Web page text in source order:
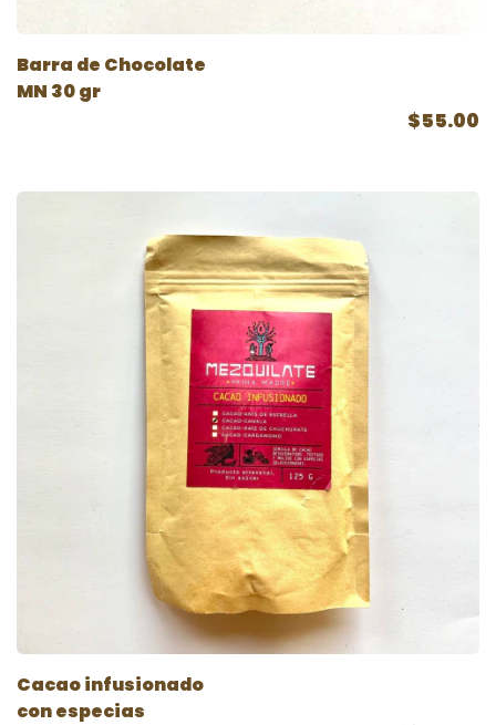
Barra de Chocolate
MN 30 gr
$55.00
Cacao infusionado
con especias